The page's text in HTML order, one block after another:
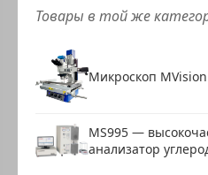
Товары в той же
Микроскоп
MS995 —
анализатор